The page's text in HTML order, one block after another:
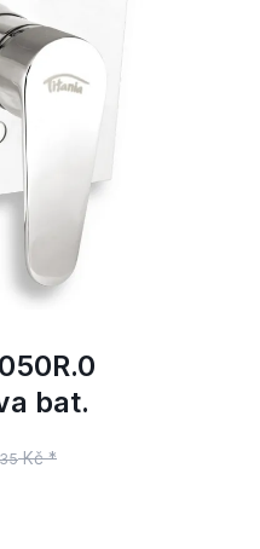
bat.
35Kč *